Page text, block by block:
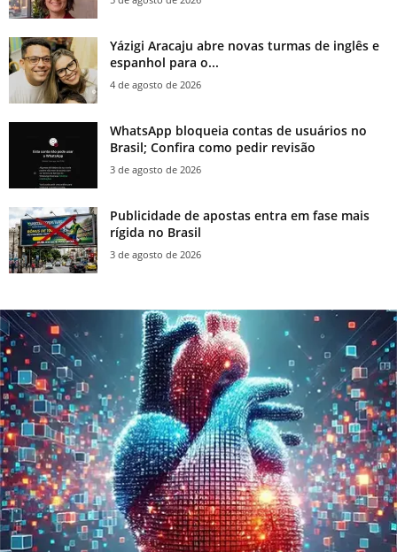
Yázigi Aracaju abre novas turmas de inglês e
espanhol para o...
4 de agosto de 2026
WhatsApp bloqueia contas de usuários no
Brasil; Confira como pedir revisão
3 de agosto de 2026
Publicidade de apostas entra em fase mais
rígida no Brasil
3 de agosto de 2026